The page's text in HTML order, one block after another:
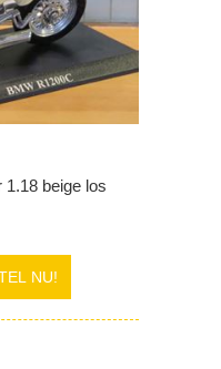
beige los